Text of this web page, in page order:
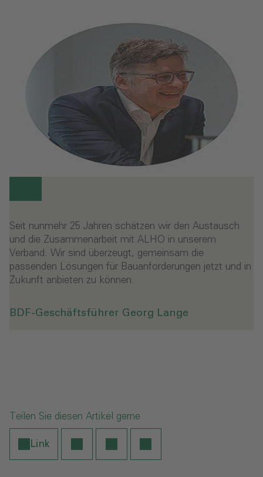
Seit nunmehr 25 Jahren schätzen wir den Austausch
und die Zusammenarbeit mit ALHO in unserem
Verband. Wir sind überzeugt, gemeinsam die
passenden Lösungen für Bauanforderungen jetzt und in
Zukunft anbieten zu können.
BDF-Geschäftsführer Georg Lange
Teilen Sie diesen Artikel gerne
Link